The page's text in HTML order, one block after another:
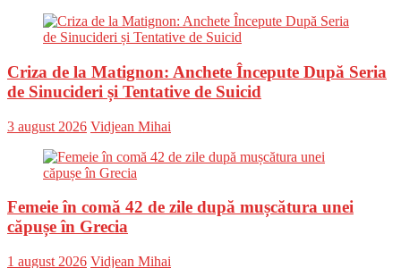
Criza de la Matignon: Anchete Începute După Seria
de Sinucideri și Tentative de Suicid
Posted
3 august 2026 Author
Vidjean Mihai
Femeie în comă 42 de zile după mușcătura unei
căpușe în Grecia
Posted
1 august 2026 Author
Vidjean Mihai